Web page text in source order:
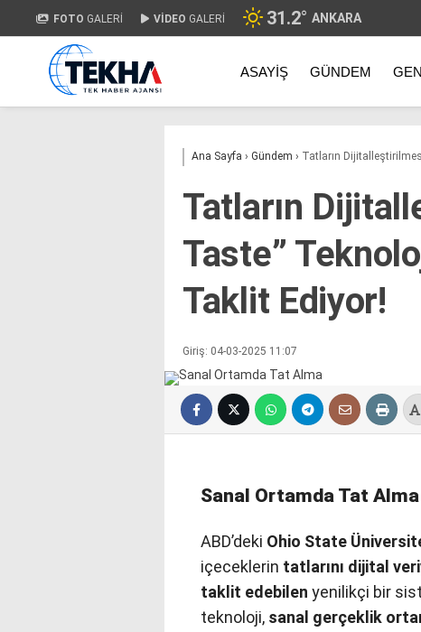
FOTO GALERİ VİDEO GALERİ 31.2° ANKARA
ASAYIŞ GÜNDEM
Ana Sayfa › Gündem › Tatların
Tatların
Taste”
Taklit Ediyor!
Giriş: 04-03-2025 11:07
Sanal Ortamda Tat
ABD’deki Ohio State
içeceklerin tatlarını dijital
taklit edebilen yenilikçi bir
teknoloji, sanal gerçeklik